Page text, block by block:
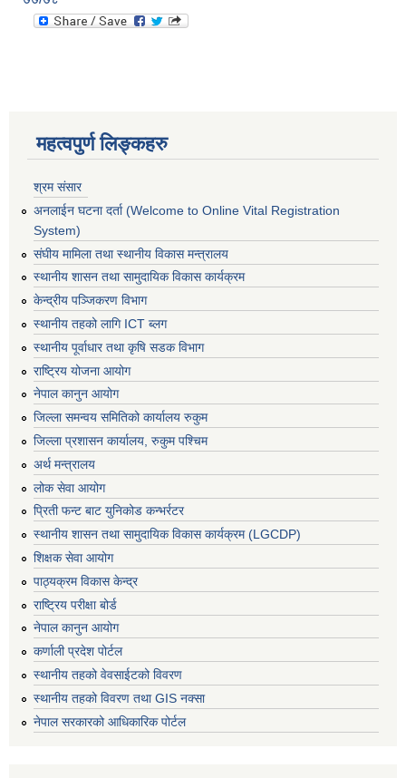
महत्वपुर्ण लिङ्कहरु
श्रम संसार
अनलाईन घटना दर्ता (Welcome to Online Vital Registration
System)
संघीय मामिला तथा स्थानीय विकास मन्त्रालय
स्थानीय शासन तथा सामुदायिक विकास कार्यक्रम
केन्द्रीय पञ्जिकरण विभाग
स्थानीय तहको लागि ICT ब्लग
स्थानीय पूर्वाधार तथा कृषि सडक विभाग
राष्ट्रिय योजना आयोग
नेपाल कानुन आयोग
जिल्ला समन्वय समितिको कार्यालय रुकुम
जिल्ला प्रशासन कार्यालय, रुकुम पश्चिम
अर्थ मन्त्रालय
लोक सेवा आयोग
प्रिती फन्ट बाट युनिकोड कन्भर्रटर
स्थानीय शासन तथा सामुदायिक विकास कार्यक्रम (LGCDP)
शिक्षक सेवा आयोग
पाठ्यक्रम विकास केन्द्र
राष्ट्रिय परीक्षा बोर्ड
नेपाल कानुन आयोग
कर्णाली प्रदेश पोर्टल
स्थानीय तहको वेवसाईटको विवरण
स्थानीय तहको विवरण तथा GIS नक्सा
नेपाल सरकारको आधिकारिक पोर्टल